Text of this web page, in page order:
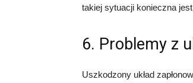
takiej sytuacji konieczna
6. Problemy z
Uszkodzony układ